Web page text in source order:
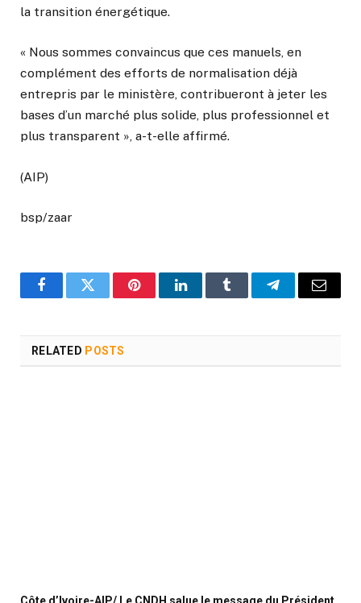
la transition énergétique.
« Nous sommes convaincus que ces manuels, en
complément des efforts de normalisation déjà
entrepris par le ministère, contribueront à jeter les
bases d’un marché plus solide, plus professionnel et
plus transparent », a-t-elle affirmé.
(AIP)
bsp/zaar
FacebookTwitter PinterestLinkedInTumblr TelegramEmail
RELATED POSTS
Côte d’Ivoire-AIP/ Le CNDH salue le message du Président